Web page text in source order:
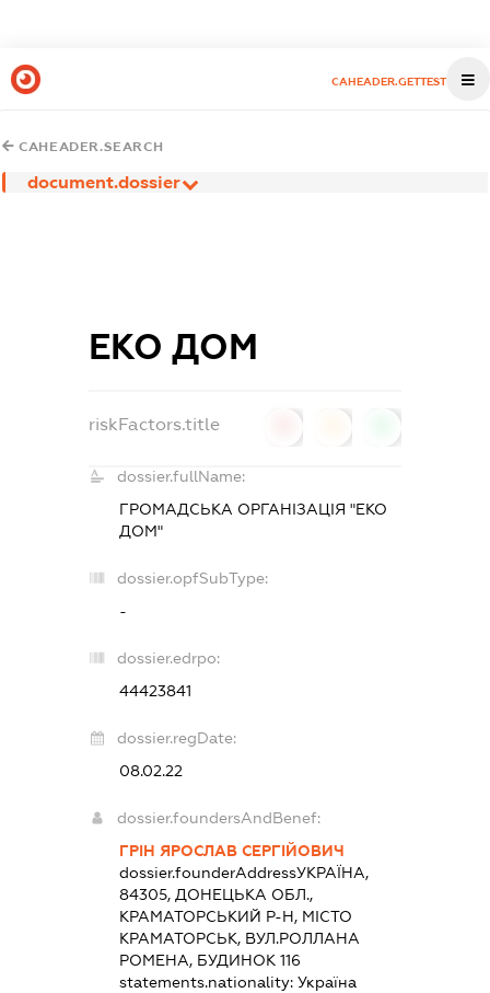
CAHEADER.GETTEST
CAHEADER.SEARCH
document.dossier
ЕКО ДОМ
riskFactors.title
dossier.fullName:
ГРОМАДСЬКА ОРГАНІЗАЦІЯ "ЕКО
ДОМ"
dossier.opfSubType:
-
dossier.edrpo:
44423841
dossier.regDate:
08.02.22
dossier.foundersAndBenef:
ГРІН ЯРОСЛАВ СЕРГІЙОВИЧ
dossier.founderAddressУКРАЇНА,
84305, ДОНЕЦЬКА ОБЛ.,
КРАМАТОРСЬКИЙ Р-Н, МІСТО
КРАМАТОРСЬК, ВУЛ.РОЛЛАНА
РОМЕНА, БУДИНОК 116
statements.nationality:Україна